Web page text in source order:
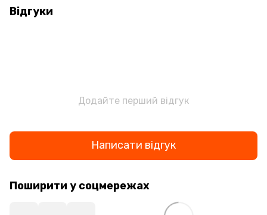
Відгуки
Додайте перший відгук
Написати відгук
Поширити у соцмережах